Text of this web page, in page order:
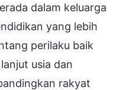
dalam keluarga
yang lebih
perilaku baik
usia dan
rakyat